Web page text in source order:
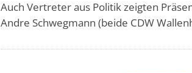
Auch Vertreter aus Politik zeigten
Andre Schwegmann (beide CDW